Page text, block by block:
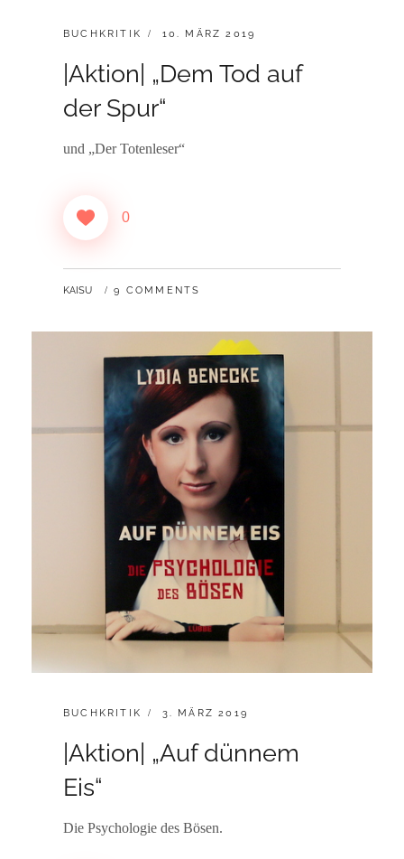
CATEGORIES:
BUCHKRITIK
POSTED
10. MÄRZ 2019
|Aktion| „Dem Tod auf
der Spur“
und „Der Totenleser“
0
BY
KAISU 9 COMMENTS
CATEGORIES:
BUCHKRITIK
POSTED
3. MÄRZ 2019
|Aktion| „Auf dünnem
Eis“
Die Psychologie des Bösen.